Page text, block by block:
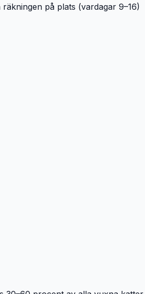
på plats (vardagar 9–16)